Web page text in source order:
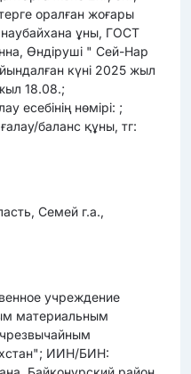
оралған жоғары
наубайхана ұны, ГОСТ
Өндіруші " Сей-Нар
күні 2025 жыл
18.08.;
есебінің нөмірі: ;
баланс құны, тг:
Семей г.а.,
учреждение
материальным
ИИН/БИН: